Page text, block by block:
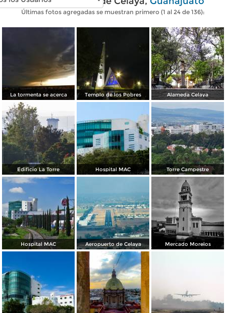
Últimas fotos agregadas se muestran primero (1 al 24 de 136):
La tormenta se acerca Templo de los Pobres Alameda Celaya
Edificio La Torre Hospital MAC Torre Campestre
Hospital MAC Aeropuerto de Celaya Mercado Morelos